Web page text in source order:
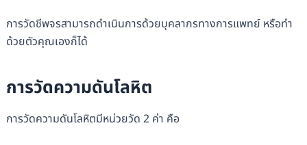
การวัดชีพจรสามารถดำเนินการด้วยบุคลากรทางการแพทย์ หรือทำ
ด้วยตัวคุณเองก็ได้
การวัดความดันโลหิต
การวัดความดันโลหิตมีหน่วยวัด 2 ค่า คือ